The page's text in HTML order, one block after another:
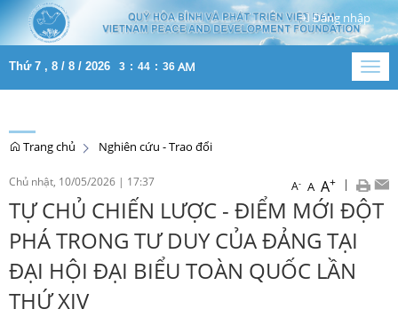
Đăng nhập
Thứ 7 , 8 / 8 / 2026 3 : 44 : 37 AM
Trang chủ Nghiên cứu - Trao đổi
Chủ nhật, 10/05/2026 | 17:37 A- A A+ |
TỰ CHỦ CHIẾN LƯỢC - ĐIỂM MỚI ĐỘT
PHÁ TRONG TƯ DUY CỦA ĐẢNG TẠI
ĐẠI HỘI ĐẠI BIỂU TOÀN QUỐC LẦN
THỨ XIV